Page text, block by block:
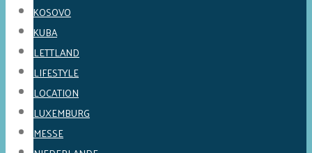
KOSOVO
KUBA
LETTLAND
LIFESTYLE
LOCATION
LUXEMBURG
MESSE